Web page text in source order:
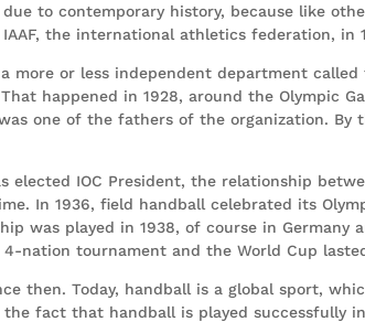
to contemporary history, because like
the international athletics federation, in
more or less independent department called
happened in 1928, around the Olympic
one of the fathers of the organization. By
elected IOC President, the relationship
In 1936, field handball celebrated its
was played in 1938, of course in Germany
nation tournament and the World Cup
then. Today, handball is a global sport,
fact that handball is played successfully